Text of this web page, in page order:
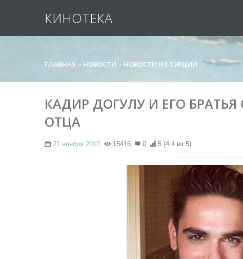
КИНОТЕКА
ГЛАВНАЯ » НОВОСТИ » НОВОСТИ ИЗ ТУРЦИИ
КАДИР ДОГУЛУ И ЕГО
ОТЦА
27 ноября 2017, 15416, 0, 5 (4.4 из 5)